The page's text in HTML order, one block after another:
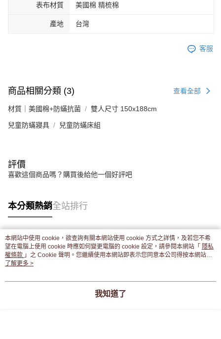
表布材質 美國棉 精梳棉
產地 台灣
客服
商品相關分類 (3) 查看全部
材質｜美國棉+防蟎抗菌 雙人尺寸 150x188cm
兒童防蟎寢具 兒童防蟎床組
評價
喜歡這個商品嗎？購買後給他一個好評吧
本分類熱銷全站排行
熱門標籤
本網站中使用 cookie，欲查詢有關本網站使用 cookie 方式之詳情，及若您不希
望在電腦上使用 cookie 時應如何變更電腦的 cookie 設定，請參閱本網站「 隱私
權條款 」之 Cookie 聲明。您繼續使用本網站即表示您同意本公司得按本網站使
用條款之 Cookie 聲明使用 cookie。
了解更多 >
我知道了